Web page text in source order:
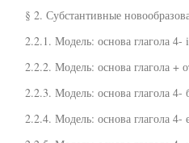
§ 2. Субстантивные
2.2.1. Модель: основа глагола 4-
2.2.2. Модель: основа глагола +
2.2.3. Модель: основа глагола 4-
2.2.4. Модель: основа глагола 4-